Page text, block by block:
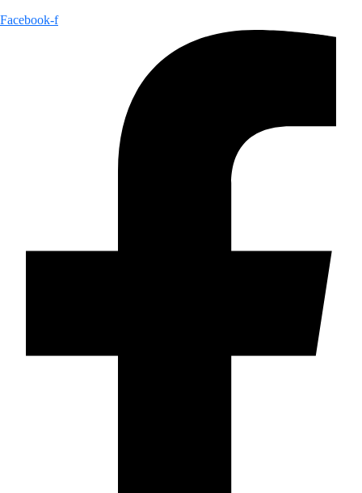
Facebook-f